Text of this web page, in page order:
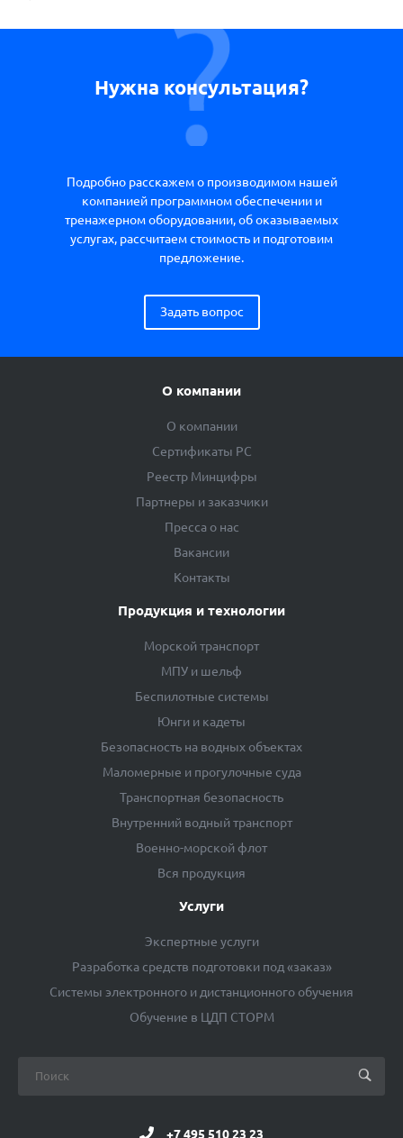
Нужна консультация?
Подробно расскажем о производимом нашей
компанией программном обеспечении и
тренажерном оборудовании, об оказываемых
услугах, рассчитаем стоимость и подготовим
предложение.
Задать вопрос
О компании
О компании
Сертификаты РС
Реестр Минцифры
Партнеры и заказчики
Пресса о нас
Вакансии
Контакты
Продукция и технологии
Морской транспорт
МПУ и шельф
Беспилотные системы
Юнги и кадеты
Безопасность на водных объектах
Маломерные и прогулочные суда
Транспортная безопасность
Внутренний водный транспорт
Военно-морской флот
Вся продукция
Услуги
Экспертные услуги
Разработка средств подготовки под «заказ»
Системы электронного и дистанционного обучения
Обучение в ЦДП СТОРМ
+7 495 510 23 23